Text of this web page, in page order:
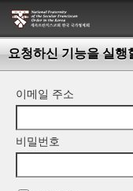
요청하신 기능을 실행
이메일 주소
비밀번호